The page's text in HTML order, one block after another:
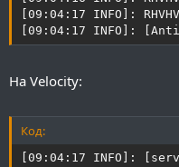
[09:04:17 INFO]:
[09:04:17 INFO]:
На Velocity:
Код:
[09:04:17 INFO]: